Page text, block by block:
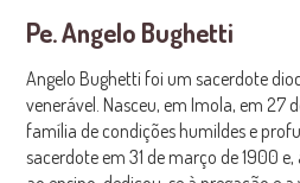
Pe. Angelo Bughetti
Angelo Bughetti foi um sacerdote
venerável. Nasceu, em Imola, em 27
família de condições humildes e
sacerdote em 31 de março de 1900